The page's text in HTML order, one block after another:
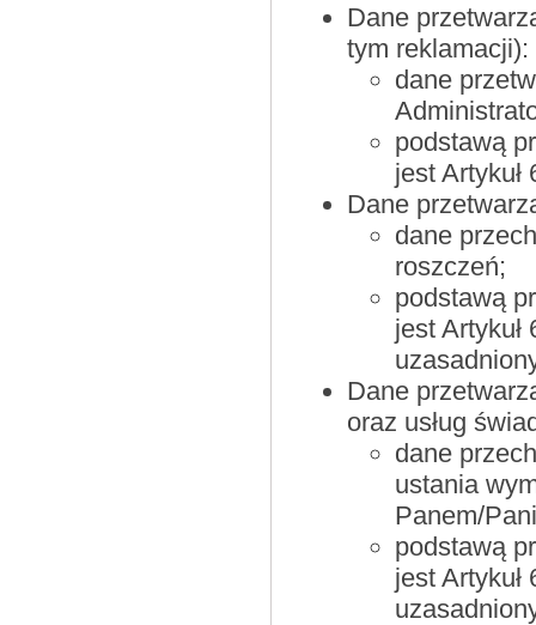
Dane
tym reklamacji):
dane
podstawą
jest
Dane
dane
roszczeń;
podstawą
jest
Dane
oraz usług
dane
ustania
Panem/
podstawą
jest